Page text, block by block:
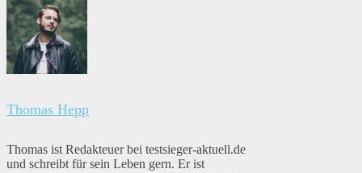
Thomas Hepp
Thomas ist Redakteuer bei testsieger-aktuell.de
und schreibt für sein Leben gern. Er ist